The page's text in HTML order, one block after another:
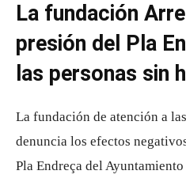
La fundación
presión del Pla
las personas sin
La fundación de atención a
denuncia los efectos
Pla Endreça del